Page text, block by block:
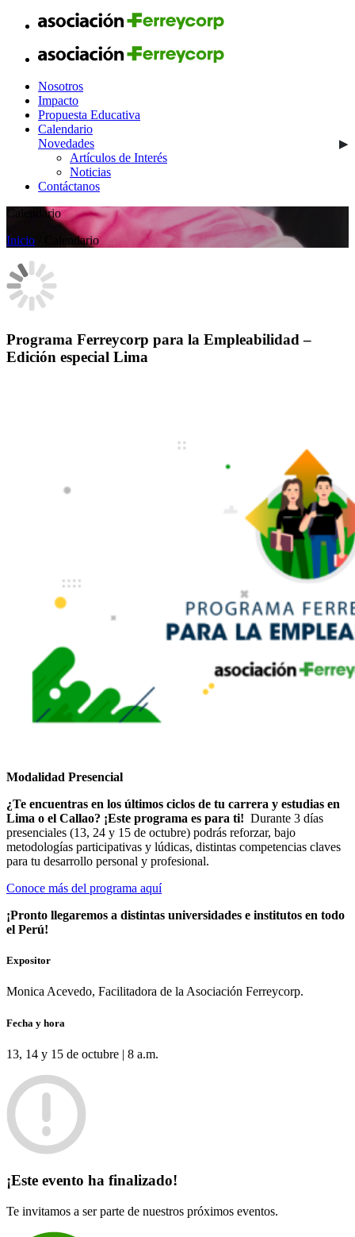
Nosotros
Impacto
Propuesta Educativa
Calendario
Novedades
Artículos de Interés
Noticias
Contáctanos
Calendario
Inicio / Calendario
Programa Ferreycorp para la Empleabilidad –
Edición especial Lima
Modalidad Presencial
¿Te encuentras en los últimos ciclos de tu carrera y estudias en
Lima o el Callao? ¡Este programa es para ti! Durante 3 días
presenciales (13, 24 y 15 de octubre) podrás reforzar, bajo
metodologías participativas y lúdicas, distintas competencias claves
para tu desarrollo personal y profesional.
Conoce más del programa aquí
¡Pronto llegaremos a distintas universidades e institutos en todo
el Perú!
Expositor
Monica Acevedo, Facilitadora de la Asociación Ferreycorp.
Fecha y hora
13, 14 y 15 de octubre | 8 a.m.
¡Este evento ha finalizado!
Te invitamos a ser parte de nuestros próximos eventos.